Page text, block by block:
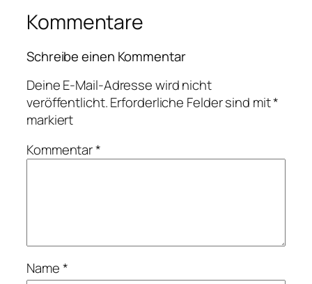
Kommentare
Schreibe einen Kommentar
Deine E-Mail-Adresse wird nicht
veröffentlicht.Erforderliche Felder sind mit*
markiert
Kommentar*
Name*